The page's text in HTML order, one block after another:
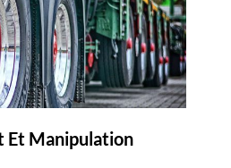
Et Manipulation